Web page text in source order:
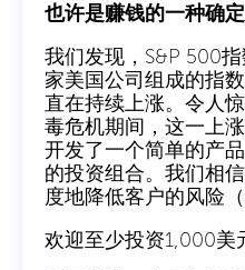
也许是赚钱的一种确定
我们发现，S&P 500
家美国公司组成的指
直在持续上涨。令人
毒危机期间，这一上
开发了一个简单的产
的投资组合。我们相
度地降低客户的风险
欢迎至少投资1,000美